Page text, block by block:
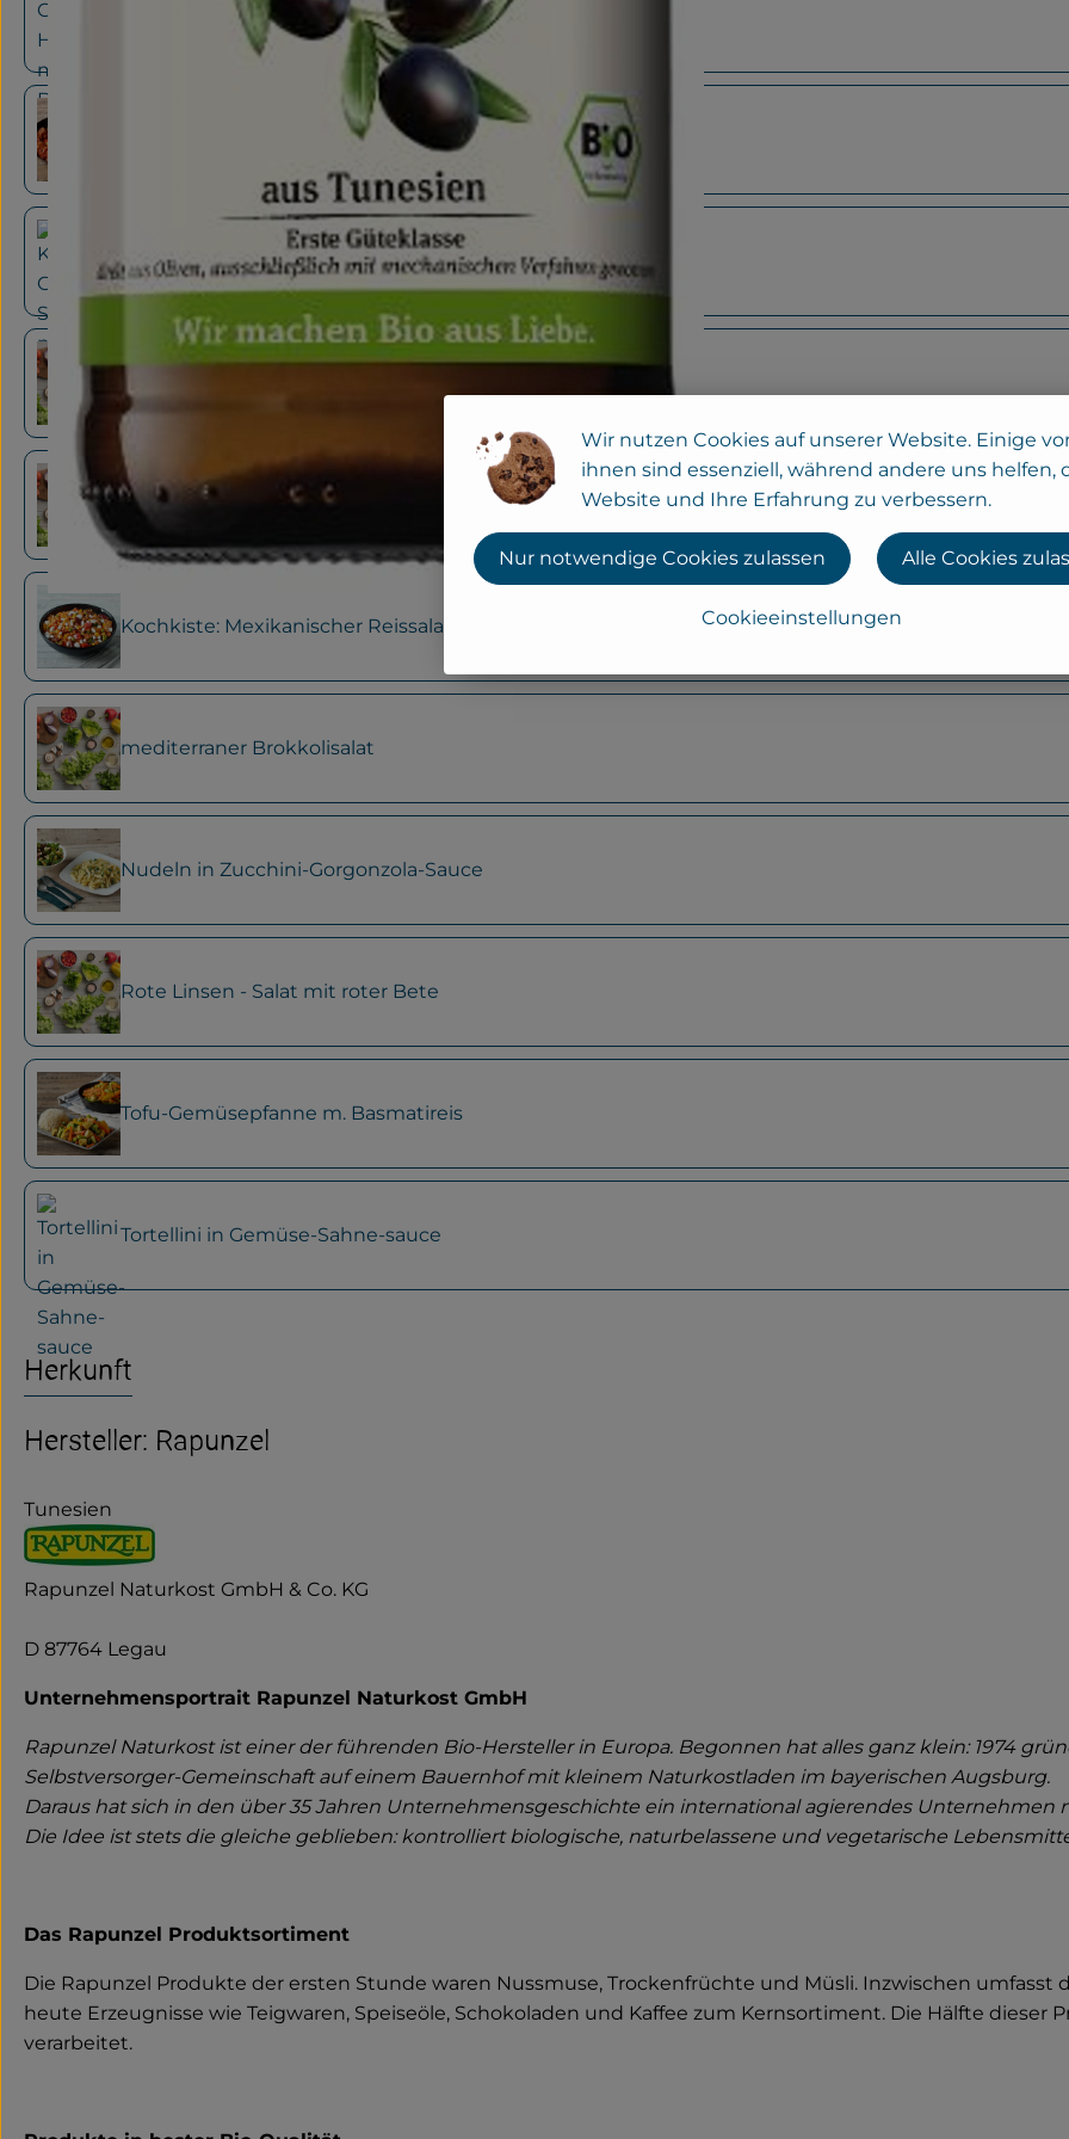
Griechischer Hirsesalat mit Bratwurst
Hackbällchen italienische Art
Kochkiste: Griechischer Salat mit gebratenem Feta
Kochkiste: lauwarmer Möhrensalat
Kochkiste: Mexikanischer Reissalat
mediterraner Brokkolisalat
Nudeln in Zucchini-Gorgonzola-Sauce
Rote Linsen - Salat mit roter Bete
Tofu-Gemüsepfanne m. Basmatireis
Tortellini in Gemüse-Sahne-sauce
Herkunft
Hersteller: Rapunzel
Tunesien
Rapunzel Naturkost GmbH & Co. KG
D 87764 Legau
Unternehmensportrait Rapunzel Naturkost GmbH
Rapunzel Naturkost ist einer der führenden Bio-Hersteller in Europa. Begonnen hat alles ganz klein: 1974
Selbstversorger-Gemeinschaft auf einem Bauernhof mit kleinem Naturkostladen im bayerischen Augsburg.
Daraus hat sich in den über 35 Jahren Unternehmensgeschichte ein international agierendes
Die Idee ist stets die gleiche geblieben: kontrolliert biologische, naturbelassene und vegetarische
Das Rapunzel Produktsortiment
Die Rapunzel Produkte der ersten Stunde waren Nussmuse, Trockenfrüchte und Müsli. Inzwischen umfasst
heute Erzeugnisse wie Teigwaren, Speiseöle, Schokoladen und Kaffee zum Kernsortiment. Die Hälfte
verarbeitet.
Wir nutzen Cookies auf unserer Website. Einige
ihnen sind essenziell, während andere uns helfen,
Website und Ihre Erfahrung zu verbessern.
Cookieeinstellungen
Nur notwendige Cookies zulassen Alle Cookies